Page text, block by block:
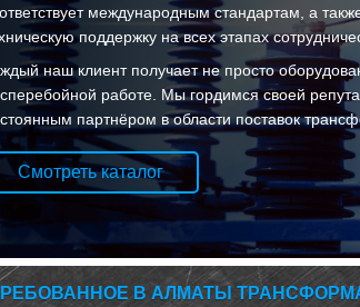
международным стандартам, а
поддержку на всех этапах
наш клиент получает не просто
работе. Мы гордимся своей
партнёром в области поставок
Смотреть каталог
В АЛМАТЫ
Надëжный и эффективный,
для сетей среднего
напряжения. Отличается
высокой
энергоэффективностью и
долговечностью.